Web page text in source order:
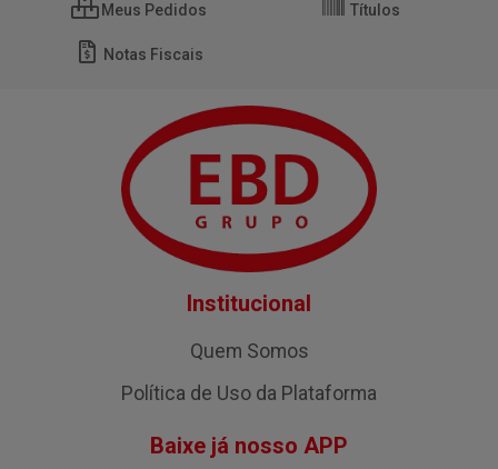
Meus Pedidos Títulos
Notas Fiscais
Institucional
Quem Somos
Política de Uso da Plataforma
Baixe já nosso APP